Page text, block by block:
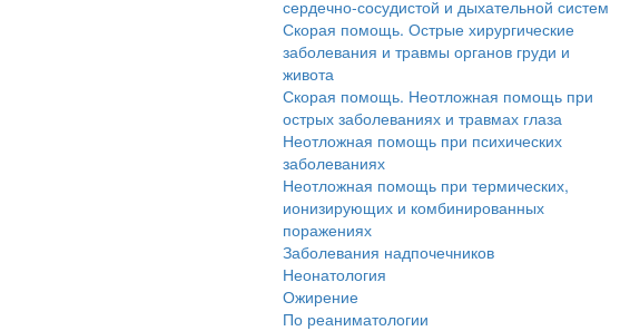
сердечно-сосудистой и дыхательной систем
Скорая помощь. Острые хирургические
заболевания и травмы органов груди и
живота
Скорая помощь. Неотложная помощь при
острых заболеваниях и травмах глаза
Неотложная помощь при психических
заболеваниях
Неотложная помощь при термических,
ионизирующих и комбинированных
поражениях
Заболевания надпочечников
Неонатология
Ожирение
По реаниматологии